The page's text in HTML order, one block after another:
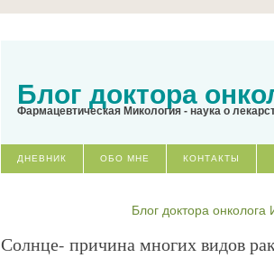
Блог доктора
Фармацевтическая Микология - наука о
ДНЕВНИК ОБО МНЕ КОНТАКТЫ
Блог доктора
Солнце- причина многих видов